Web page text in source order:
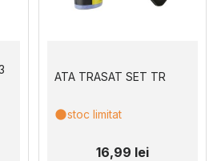
ATA TRASAT SET TR
stoc limitat
16,99 lei